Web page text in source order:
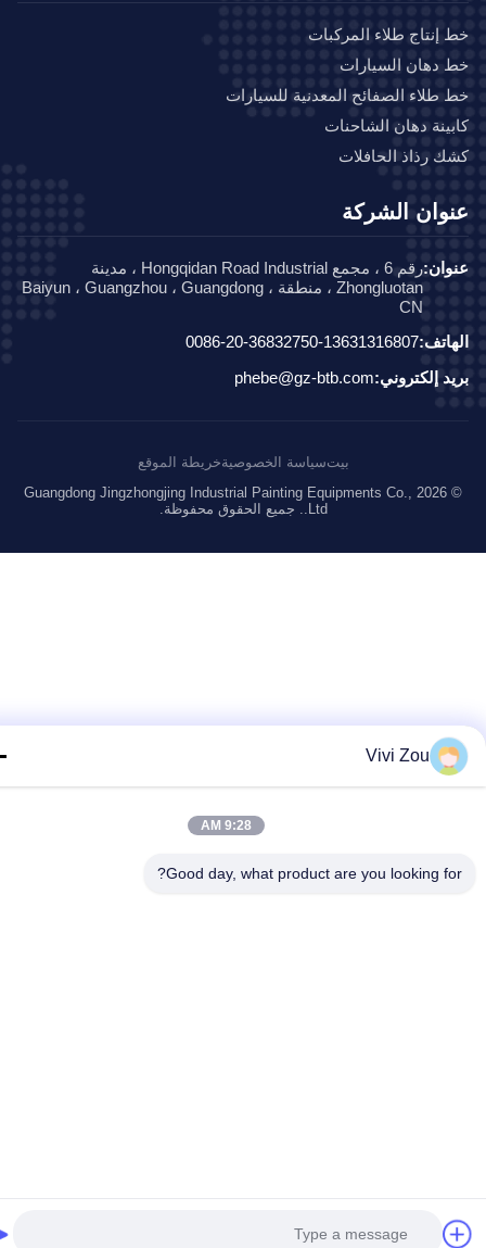
طلاء المركبات
دهان السيارات
الصفائح المعدنية للسيارات
دهان الشاحنات
رذاذ الحافلات
الشركة
رقم 6 ، مجمع Hongqidan Road Industrial ، مدينة
Zhongluotan ، منطقة Baiyun ، Guangzhou ، Guangdong ،
0086-20-36832750-13631316807
إلكتروني: phebe@gz-btb.com
سياسة الخصوصيةخريطة الموقع
© 2026 Guangdong Jingzhongjing Industrial Painting Equipments Co.,
Vivi Zou
9:28 AM
Good day, what product are you looking